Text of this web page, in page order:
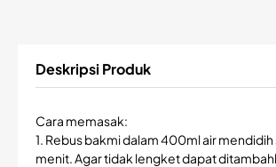
Deskripsi Produk
Cara memasak:
1. Rebus bakmi dalam 400ml air
menit. Agar tidak lengket dapat